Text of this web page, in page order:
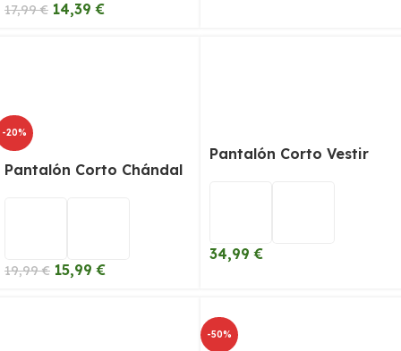
17,99€ 14,39€
-20%
Pantalón Corto Chándal
19,99€ 15,99€
Pantalón Corto Vestir
34,99€
-50%